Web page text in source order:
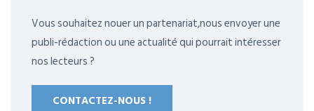
Vous souhaitez nouer un partenariat,nous envoyer une
publi-rédaction ou une actualité qui pourrait intéresser
nos lecteurs ?
CONTACTEZ-NOUS !